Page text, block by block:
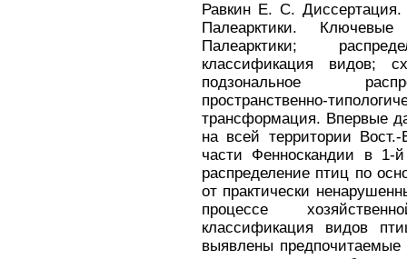
Равкин Е. С.
Палеарктики.
Палеарктики;
классификация видов;
подзональное
пространственно-
трансформация. Впервые
на всей территории
части Фенноскандии в 1-
распределение птиц по
от практически
процессе
классификация видов
выявлены